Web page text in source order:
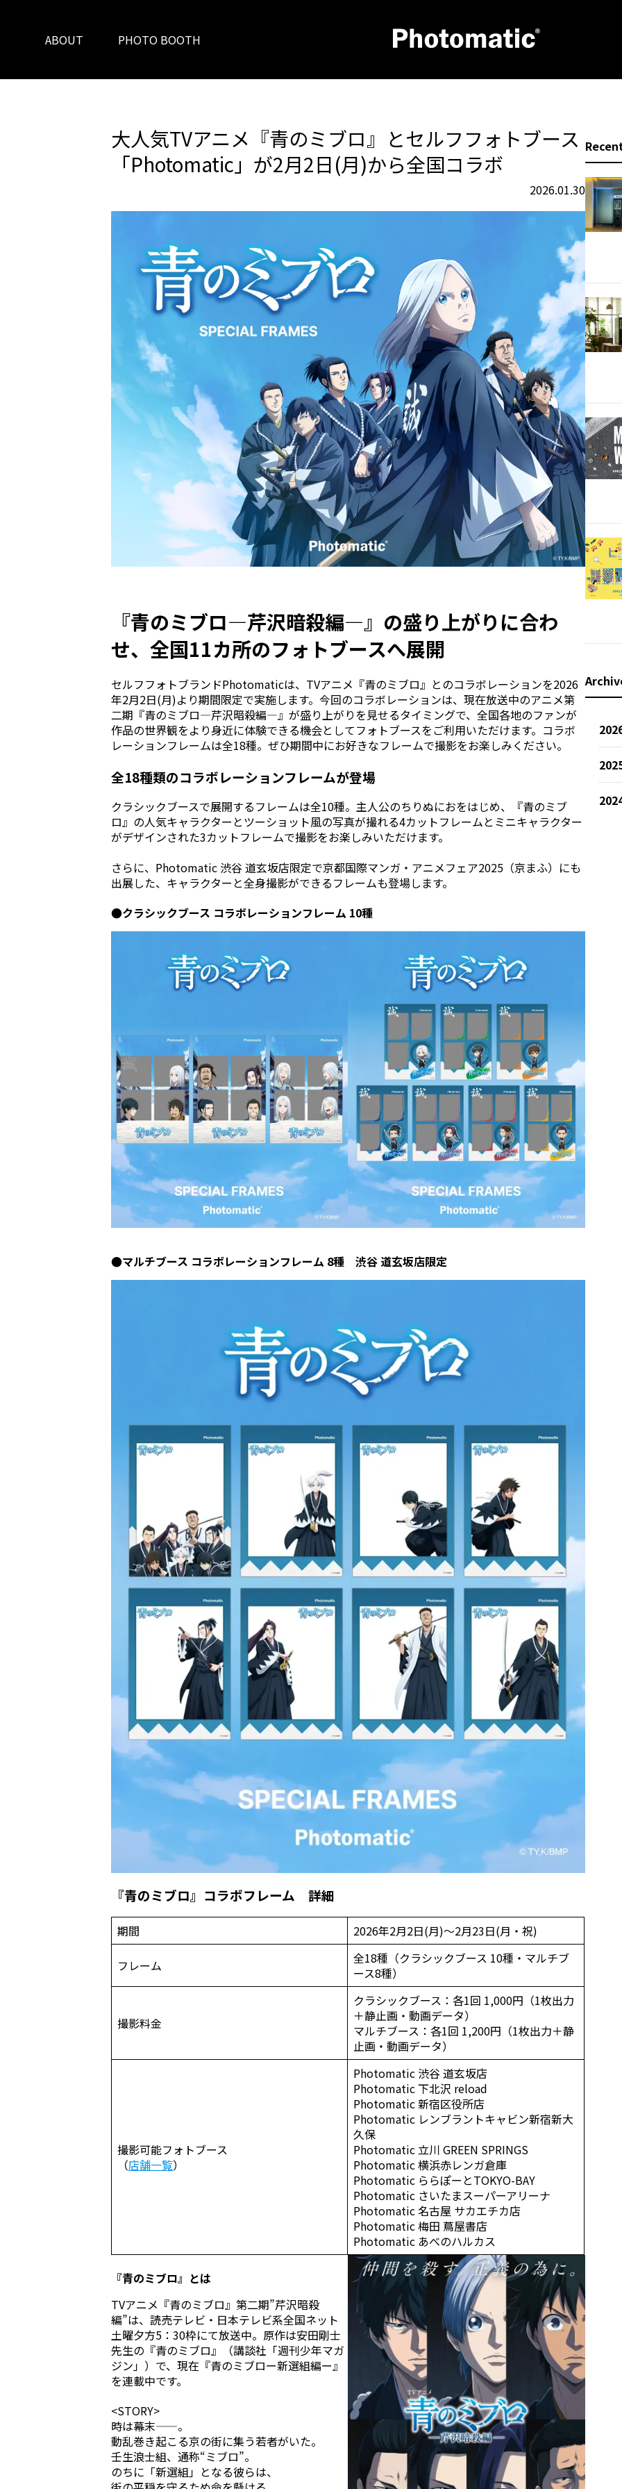
ABOUT PHOTO BOOTH
大人気TVアニメ『青のミブロ』とセルフフォトブース
「Photomatic」が2月2日(月)から全国コラボ
2026.01.30
『青のミブロ—芹沢暗殺編—』の盛り上がりに合わ
せ、全国11カ所のフォトブースへ展開
セルフフォトブランドPhotomaticは、TVアニメ『青のミブロ』とのコラボレーションを2026
年2月2日(月)より期間限定で実施します。今回のコラボレーションは、現在放送中のアニメ第
二期『青のミブロ—芹沢暗殺編—』が盛り上がりを見せるタイミングで、全国各地のファンが
作品の世界観をより身近に体験できる機会としてフォトブースをご利用いただけます。コラボ
レーションフレームは全18種。ぜひ期間中にお好きなフレームで撮影をお楽しみください。
全18種類のコラボレーションフレームが登場
クラシックブースで展開するフレームは全10種。主人公のちりぬにおをはじめ、『青のミブ
ロ』の人気キャラクターとツーショット風の写真が撮れる4カットフレームとミニキャラクター
がデザインされた3カットフレームで撮影をお楽しみいただけます。
さらに、Photomatic 渋谷 道玄坂店限定で京都国際マンガ・アニメフェア2025（京まふ）にも
出展した、キャラクターと全身撮影ができるフレームも登場します。
●クラシックブース コラボレーションフレーム 10種
●マルチブース コラボレーションフレーム 8種 渋谷 道玄坂店限定
『青のミブロ』 コラボフレーム 詳細
期間 2026年2月2日(月)～2月23日(月・祝)
フレーム
全18種（クラシックブース 10種・マルチブ
ース8種）
撮影料金
クラシックブース：各1回 1,000円（1枚出力
＋静止画・動画データ）
マルチブース：各1回 1,200円（1枚出力＋静
止画・動画データ）
撮影可能フォトブース
（店舗一覧）
Photomatic 渋谷 道玄坂店
Photomatic 下北沢 reload
Photomatic 新宿区役所店
Photomatic レンブラントキャビン新宿新大
久保
Photomatic 立川 GREEN SPRINGS
Photomatic 横浜赤レンガ倉庫
Photomatic ららぽーとTOKYO-BAY
Photomatic さいたまスーパーアリーナ
Photomatic 名古屋 サカエチカ店
Photomatic 梅田 蔦屋書店
Photomatic あべのハルカス
『青のミブロ』とは
TVアニメ『青のミブロ』第二期”芹沢暗殺
編”は、読売テレビ・日本テレビ系全国ネット
土曜夕方5：30枠にて放送中。原作は安田剛士
先生の『青のミブロ』（講談社「週刊少年マガ
ジン」）で、現在『青のミブロー新選組編ー』
を連載中です。
<STORY>
時は幕末——。
動乱巻き起こる京の街に集う若者がいた。
壬生浪士組、通称“ミブロ”。
のちに「新選組」となる彼らは、